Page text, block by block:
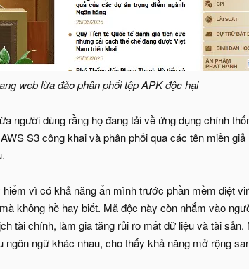
web lừa đảo phân phối tệp APK độc hại
người dùng rằng họ đang tải về ứng dụng chính
S3 công khai và phân phối qua các tên miền
vì có khả năng ẩn mình trước phần mềm diệt
không hề hay biết. Mã độc này còn nhắm vào
tài chính, làm gia tăng rủi ro mất dữ liệu và tài
ngữ khác nhau, cho thấy khả năng mở rộng